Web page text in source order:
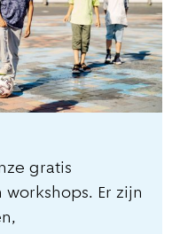
gratis
Er zijn